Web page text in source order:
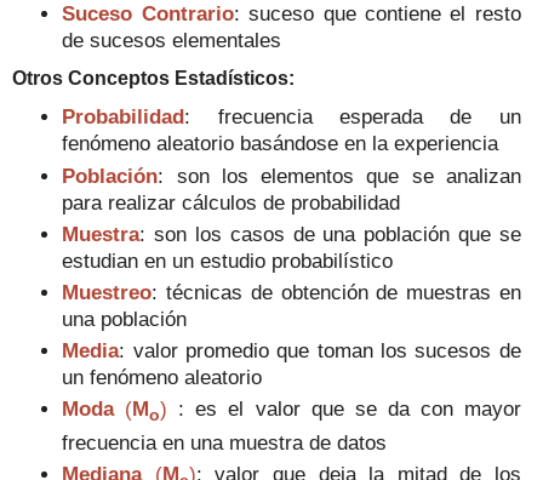
Suceso Contrario: suceso que contiene el resto
de sucesos elementales
Otros Conceptos Estadísticos:
Probabilidad : frecuencia esperada de un
fenómeno aleatorio basándose en la experiencia
Población: son los elementos que se analizan
para realizar cálculos de probabilidad
Muestra: son los casos de una población que se
estudian en un estudio probabilístico
Muestreo: técnicas de obtención de muestras en
una población
Media: valor promedio que toman los sucesos de
un fenómeno aleatorio
Moda (Mo)
: es el valor que se da con mayor
frecuencia en una muestra de datos
Mediana (M ): valor que deja la mitad de los